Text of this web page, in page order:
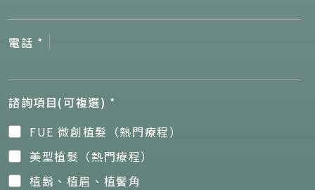
電話 *
諮詢項目(可複選) *
FUE 微創植髮（熱門療程）
美型植髮（熱門療程）
植鬍、植眉、植鬢角